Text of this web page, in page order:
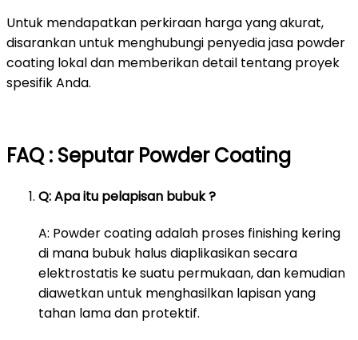
Untuk mendapatkan perkiraan harga yang akurat,
disarankan untuk menghubungi penyedia jasa powder
coating lokal dan memberikan detail tentang proyek
spesifik Anda.
FAQ : Seputar Powder Coating
Q: Apa itu pelapisan bubuk ?
A: Powder coating adalah proses finishing kering
di mana bubuk halus diaplikasikan secara
elektrostatis ke suatu permukaan, dan kemudian
diawetkan untuk menghasilkan lapisan yang
tahan lama dan protektif.